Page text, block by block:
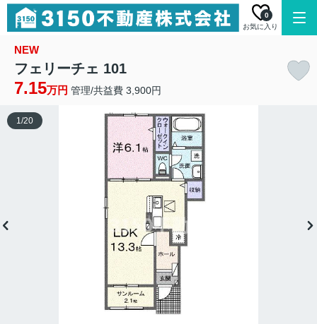
お気に入り
0
NEW
フェリーチェ 101
7.15万円 管理/共益費 3,900円
1/20